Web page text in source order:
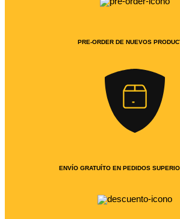
PRE-ORDER DE NUEVOS
ENVÍO GRATUÍTO EN PEDIDOS